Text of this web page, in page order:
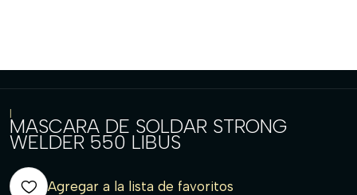
|
MASCARA DE SOLDAR STRONG
WELDER 550 LIBUS
Agregar a la lista de favoritos